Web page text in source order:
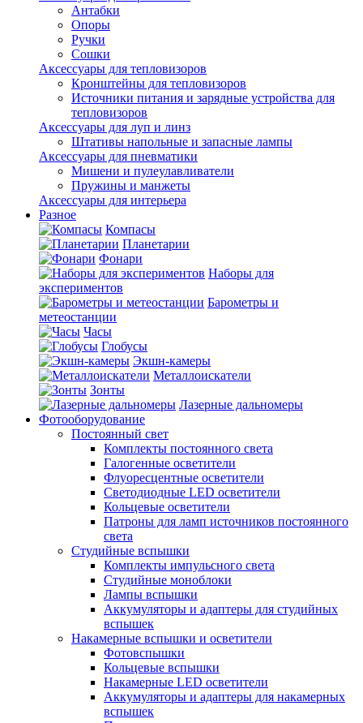
Антабки
Опоры
Ручки
Сошки
Аксессуары для тепловизоров
Кронштейны для тепловизоров
Источники питания и зарядные устройства для
тепловизоров
Аксессуары для луп и линз
Штативы напольные и запасные лампы
Аксессуары для пневматики
Мишени и пулеулавливатели
Пружины и манжеты
Аксессуары для интерьера
Разное
Компасы
Планетарии
Фонари
Наборы для
экспериментов
Барометры и
метеостанции
Часы
Глобусы
Экшн-камеры
Металлоискатели
Зонты
Лазерные дальномеры
Фотооборудование
Постоянный свет
Комплекты постоянного света
Галогенные осветители
Флуоресцентные осветители
Светодиодные LED осветители
Кольцевые осветители
Патроны для ламп источников постоянного
света
Студийные вспышки
Комплекты импульсного света
Студийные моноблоки
Лампы вспышки
Аккумуляторы и адаптеры для студийных
вспышек
Накамерные вспышки и осветители
Фотовспышки
Кольцевые вспышки
Накамерные LED осветители
Аккумуляторы и адаптеры для накамерных
вспышек